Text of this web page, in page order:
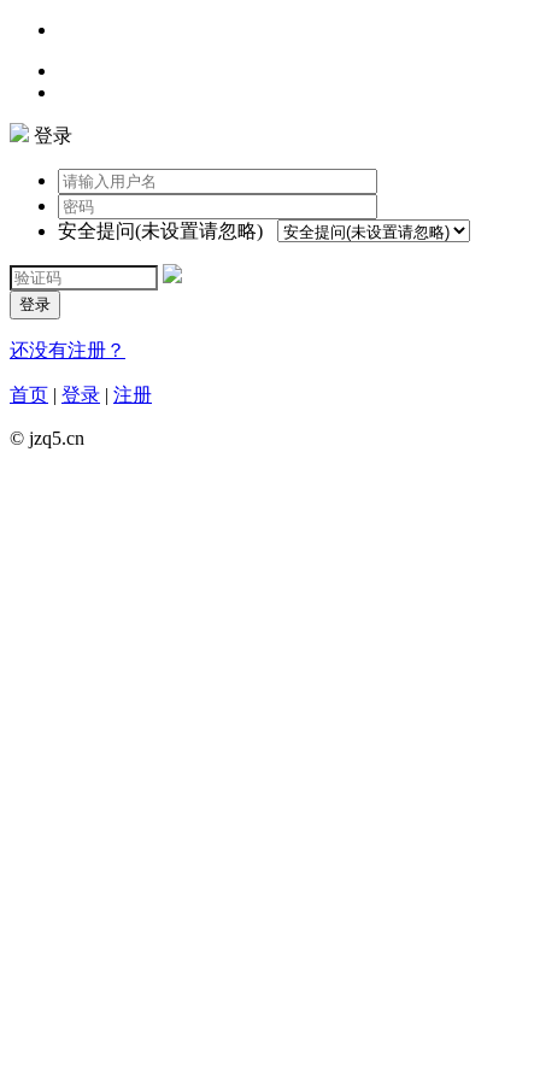
登录
安全提问(未设置请忽略)
登录
还没有注册？
首页 | 登录 | 注册
© jzq5.cn